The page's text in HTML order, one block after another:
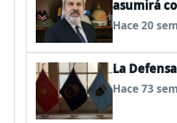
asumirá
Hace 20
La
Hace 73